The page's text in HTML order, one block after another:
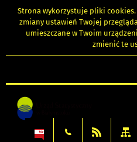
Strona wykorzystuje pliki cookies
zmiany ustawień Twojej
umieszczane w Twoim
zmienić te